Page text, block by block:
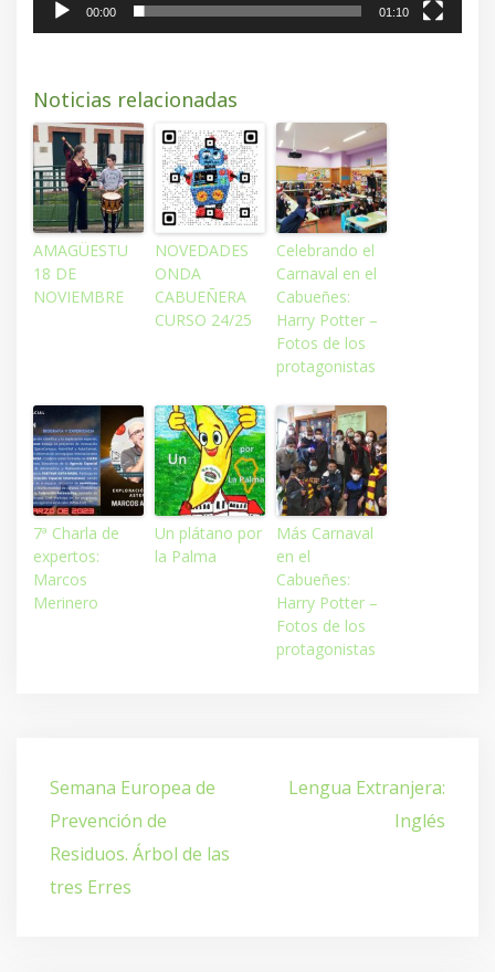
00:00 01:10
Noticias relacionadas
AMAGÜESTU
18 DE
NOVIEMBRE
NOVEDADES
ONDA
CABUEÑERA
CURSO 24/25
Celebrando el
Carnaval en el
Cabueñes:
Harry Potter –
Fotos de los
protagonistas
7ª Charla de
expertos:
Marcos
Merinero
Un plátano por
la Palma
Más Carnaval
en el
Cabueñes:
Harry Potter –
Fotos de los
protagonistas
Navegación
de
entradas
Semana Europea de
Prevención de
Residuos. Árbol de las
tres Erres
Lengua Extranjera:
Inglés